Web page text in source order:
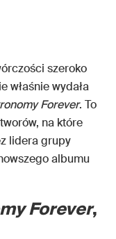
szeroko
właśnie wydała
Forever. To
na które
lidera grupy
albumu
Forever,